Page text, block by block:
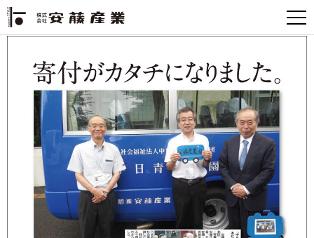
50周年記念事業